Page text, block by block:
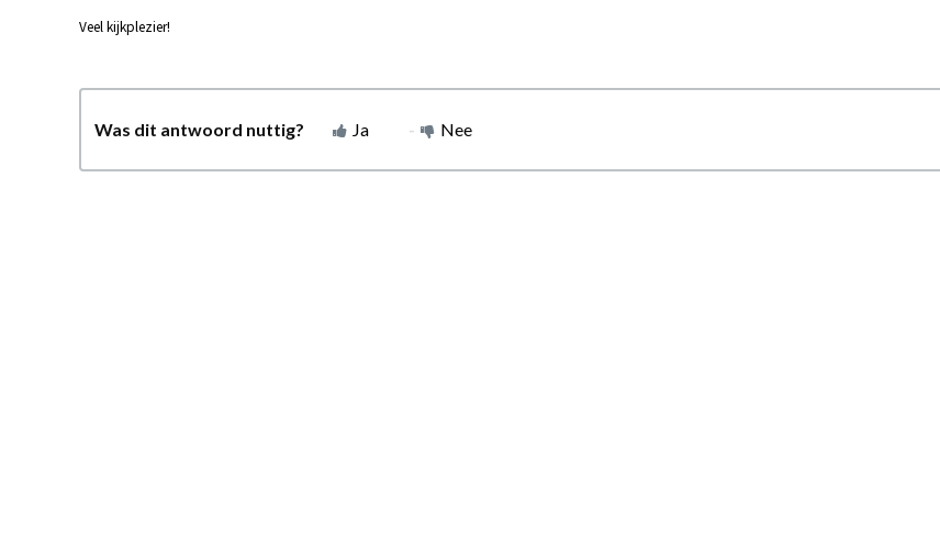
Veel kijkplezier!
Was dit antwoord nuttig? Ja Nee